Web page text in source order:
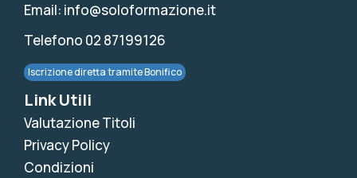
Email: info@soloformazione.it
Telefono 02 87199126
Iscrizione diretta tramite Bonifico
Link Utili
Valutazione Titoli
Privacy Policy
Condizioni